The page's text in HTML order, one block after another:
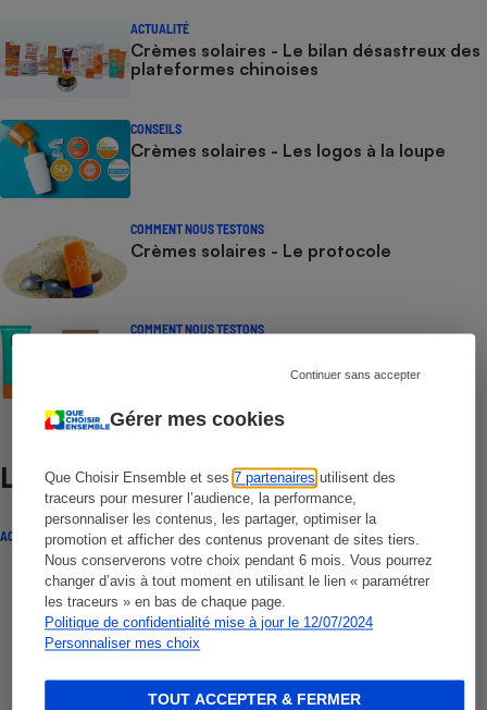
Gérer mes cookies
Que Choisir Ensemble et ses7 partenaires utilisent des
traceurs pour mesurer l’audience, la performance,
personnaliser les contenus, les partager, optimiser la
promotion et afficher des contenus provenant de sites tiers.
Nous conserverons votre choix pendant 6 mois. Vous pourrez
changer d’avis à tout moment en utilisant le lien « paramétrer
les traceurs » en bas de chaque page.
Politique de confidentialité mise à jour le 12/07/2024
Personnaliser mes choix
Continuer sans accepter
TOUT ACCEPTER & FERMER
ACTUALITÉ
Crèmes solaires - Le bilan désastreux des
plateformes chinoises
CONSEILS
Crèmes solaires - Les logos à la loupe
COMMENT NOUS TESTONS
Crèmes solaires - Le protocole
COMMENT NOUS TESTONS
Lire aussi
ACTUALITÉ